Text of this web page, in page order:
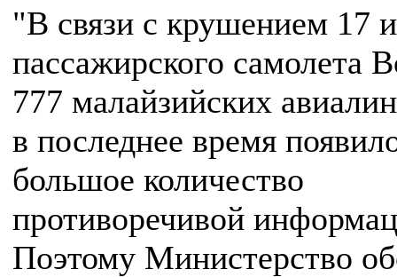
"В связи с крушением 17
пассажирского самолета
777 малайзийских
в последнее время
большое количество
противоречивой
Поэтому Министерство